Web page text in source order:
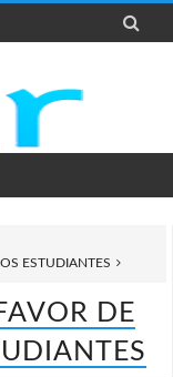

ESTUDIANTES
DE